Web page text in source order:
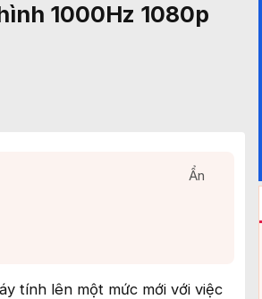
1000Hz 1080p
Ẩn
tính lên một mức mới với việc